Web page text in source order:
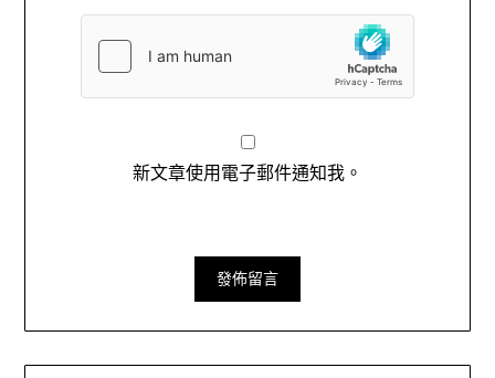
新文章使用電子郵件通知我。